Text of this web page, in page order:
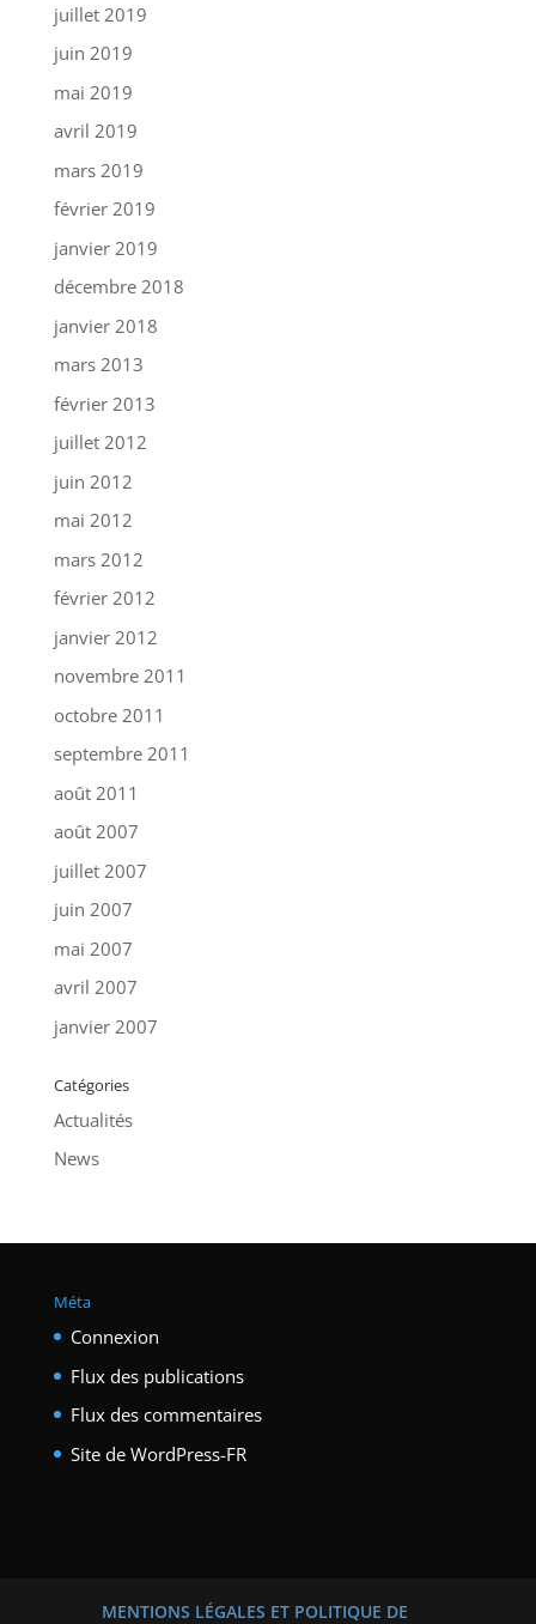
juillet 2019
juin 2019
mai 2019
avril 2019
mars 2019
février 2019
janvier 2019
décembre 2018
janvier 2018
mars 2013
février 2013
juillet 2012
juin 2012
mai 2012
mars 2012
février 2012
janvier 2012
novembre 2011
octobre 2011
septembre 2011
août 2011
août 2007
juillet 2007
juin 2007
mai 2007
avril 2007
janvier 2007
Catégories
Actualités
News
Méta
Connexion
Flux des publications
Flux des commentaires
Site de WordPress-FR
MENTIONS LÉGALES ET POLITIQUE DE